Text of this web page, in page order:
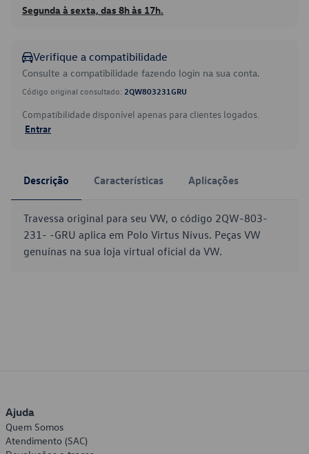
Segunda à sexta, das 8h às 17h.
Verifique a compatibilidade
Consulte a compatibilidade fazendo login na sua conta.
Código original consultado: 2QW803231GRU
Compatibilidade disponível apenas para clientes logados.
Entrar
Descrição Características Aplicações
Travessa original para seu VW, o código 2QW-803-
231- -GRU aplica em Polo Virtus Nivus. Peças VW
genuínas na sua loja virtual oficial da VW.
Ajuda
Quem Somos
Atendimento (SAC)